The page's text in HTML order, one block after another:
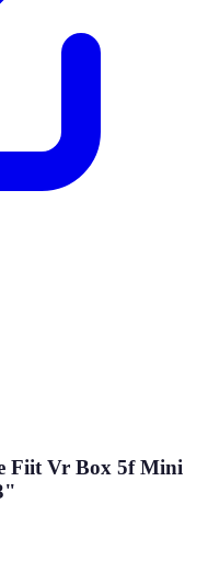
Fiit Vr Box 5f Mini